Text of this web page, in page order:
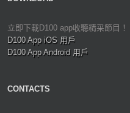
立即下載D100 app收聽精采節目！
D100 App iOS 用戶
D100 App Android 用戶
CONTACTS